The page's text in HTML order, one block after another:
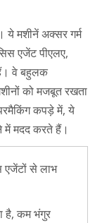
ये मशीनें अक्सर गर्म
एजेंट पीएलए,
हैं। वे बहुलक
को मजबूत रखता
कपड़े में, ये
मदद करते हैं।
एजेंटों से लाभ
है, कम भंगुर